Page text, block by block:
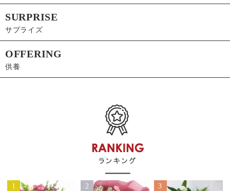
SURPRISE
サプライズ
OFFERING
供養
1 2 3